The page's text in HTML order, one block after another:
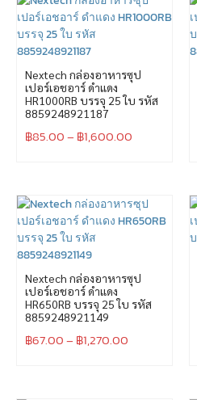
Nextech กล่องอาหารซุป
เปอร์เอชอาร์ ดำแดง
HR1000RB บรรจุ 25 ใบ รหัส
8859248921187
฿85.00– ฿1,600.00
Nextech กล่องอาหารซุป
เปอร์เอชอาร์ ดำแดง
HR650RB บรรจุ 25 ใบ รหัส
8859248921149
฿67.00– ฿1,270.00